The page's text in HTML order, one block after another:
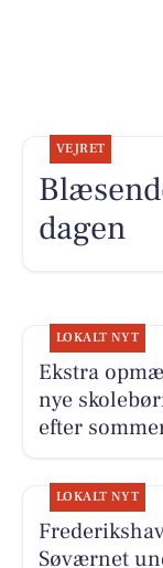
VEJRET
dagen
LOKALT NYT
Ekstra
nye
efter
LOKALT NYT
Søværnet